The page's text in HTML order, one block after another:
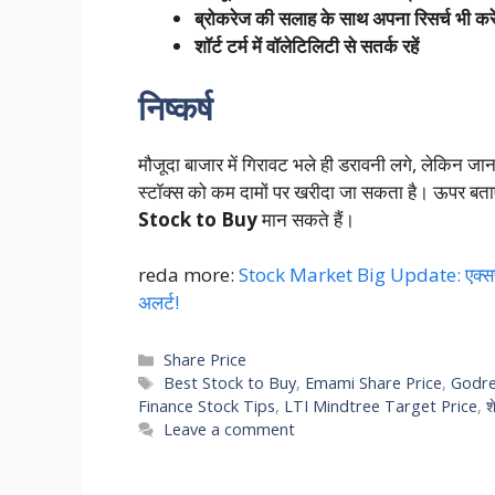
ब्रोकरेज की सलाह के साथ अपना रिसर्च भी
शॉर्ट टर्म में वॉलेटिलिटी से सतर्क रहें
निष्कर्ष
मौजूदा बाजार में गिरावट भले ही डरावनी लगे, लेकिन
स्टॉक्स को कम दामों पर खरीदा जा सकता है। ऊपर
Stock to Buyमान सकते हैं।
reda more: Stock Market Big Update:
अलर्ट!
Categories
Share Price
Tags
Best Stock to Buy, Emami Share Price,
Finance Stock Tips, LTI Mindtree Target Price,
Leave a comment